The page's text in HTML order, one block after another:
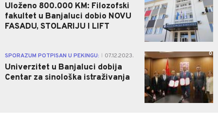
Uloženo 800.000 KM: Filozofski
fakultet u Banjaluci dobio NOVU
FASADU, STOLARIJU I LIFT
SPORAZUM POTPISAN U PEKINGU: 07.12.2023.
Univerzitet u Banjaluci dobija
Centar za sinološka istraživanja
0